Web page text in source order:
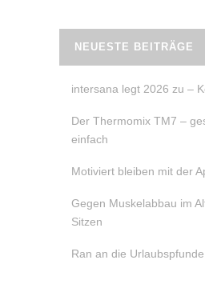
NEUESTE BEITRÄGE
intersana legt 2026 zu –
Der Thermomix TM7 –
einfach
Motiviert bleiben mit der
Gegen Muskelabbau im
Sitzen
Ran an die Urlaubspfunde